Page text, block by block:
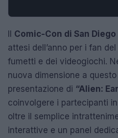
Il Comic-Con di San Diego
attesi dell’anno per i fan
fumetti e dei videogiochi.
nuova dimensione a
presentazione di “Alien:
coinvolgere i partecipanti
oltre il semplice
interattive e un panel